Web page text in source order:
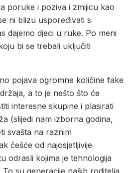
poruke i poziva i zmijicu kao
ni blizu uspoređivati s
dajemo djeci u ruke. Po meni
bi se trebali uključiti
pojava ogromne količine fake
a to je nešto što će
interesne skupine i plasirati
(slijedi nam izborna godina,
svašta na raznim
češće od najosjetljivije
odrasli kojima je tehnologija